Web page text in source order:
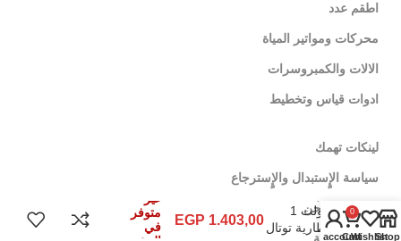
اطقم عدد
محركات ومواتير المياة
الالات والكمبروسرات
ادوات قياس وتخطيط
لينكات تهمك
سياسة الإٍستبدال والإٍسترجاع
سياسة الشحن
فولت 1
بطارية توتال
1.403,00
EGP
غير
متوفر
في
Shop
Wishlist
0
Cart
My account